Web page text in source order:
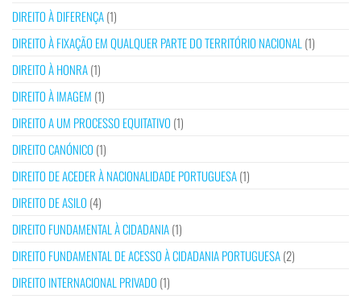
DIREITO À DIFERENÇA(1)
DIREITO À FIXAÇÃO EM QUALQUER PARTE DO TERRITÓRIO NACIONAL (1)
DIREITO À HONRA(1)
DIREITO À IMAGEM (1)
DIREITO A UM PROCESSO EQUITATIVO (1)
DIREITO CANÓNICO (1)
DIREITO DE ACEDER À NACIONALIDADE PORTUGUESA(1)
DIREITO DE ASILO (4)
DIREITO FUNDAMENTAL À CIDADANIA(1)
DIREITO FUNDAMENTAL DE ACESSO À CIDADANIA PORTUGUESA(2)
DIREITO INTERNACIONAL PRIVADO (1)